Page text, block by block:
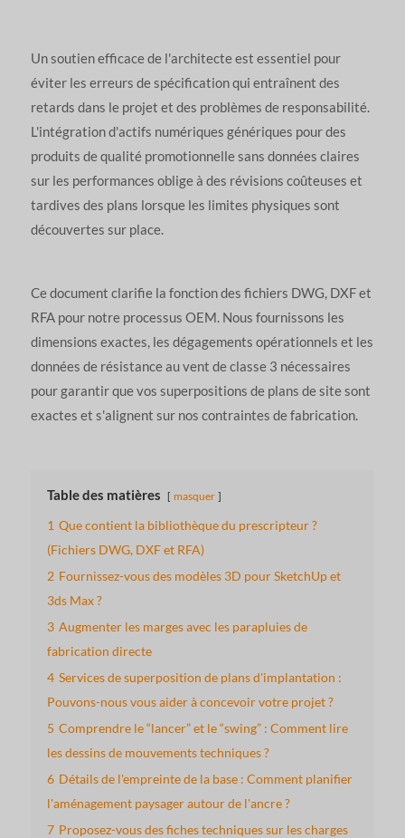
Un soutien efficace de l'architecte est essentiel pour
éviter les erreurs de spécification qui entraînent des
retards dans le projet et des problèmes de responsabilité.
L'intégration d'actifs numériques génériques pour des
produits de qualité promotionnelle sans données claires
sur les performances oblige à des révisions coûteuses et
tardives des plans lorsque les limites physiques sont
découvertes sur place.
Ce document clarifie la fonction des fichiers DWG, DXF et
RFA pour notre processus OEM. Nous fournissons les
dimensions exactes, les dégagements opérationnels et les
données de résistance au vent de classe 3 nécessaires
pour garantir que vos superpositions de plans de site sont
exactes et s'alignent sur nos contraintes de fabrication.
Table des matières masquer
1 Que contient la bibliothèque du prescripteur ?
(Fichiers DWG, DXF et RFA)
2 Fournissez-vous des modèles 3D pour SketchUp et
3ds Max ?
3 Augmenter les marges avec les parapluies de
fabrication directe
4 Services de superposition de plans d'implantation :
Pouvons-nous vous aider à concevoir votre projet ?
5 Comprendre le “lancer” et le “swing” : Comment lire
les dessins de mouvements techniques ?
6 Détails de l'empreinte de la base : Comment planifier
l'aménagement paysager autour de l'ancre ?
7 Proposez-vous des fiches techniques sur les charges